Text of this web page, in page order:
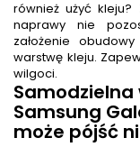
również użyć
naprawy nie
założenie
warstwę kleju.
wilgoci.
Samodzielna
Samsung
może pójść